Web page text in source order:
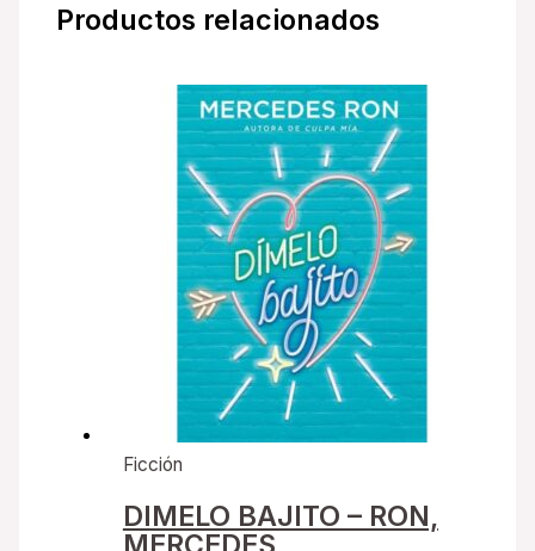
Productos relacionados
Ficción
DIMELO BAJITO – RON,